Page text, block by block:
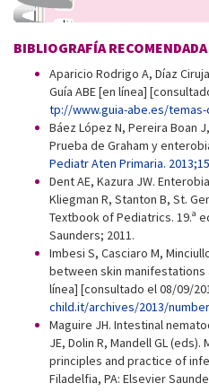
BIBLIOGRAFÍA RECOMENDADA
Aparicio Rodrigo A, Díaz
Guía ABE [en línea]
tp://www.guia-abe.es/
Báez López N, Pereira Boan
Prueba de Graham y
Pediatr Aten Primaria.
Dent AE, Kazura JW.
Kliegman R, Stanton B, St.
Textbook of Pediatrics. 19.ª
Saunders; 2011.
Imbesi S, Casciaro M,
between skin manifestations
línea] [consultado el 08/09/
child.it/archives/2013/
Maguire JH. Intestinal
JE, Dolin R, Mandell GL
principles and practice of
Filadelfia, PA: Elsevier